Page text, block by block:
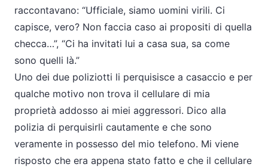
raccontavano: “Ufficiale, siamo uomini virili. Ci
capisce, vero? Non faccia caso ai propositi di quella
checca…”, “Ci ha invitati lui a casa sua, sa come
sono quelli là.”
Uno dei due poliziotti li perquisisce a casaccio e per
qualche motivo non trova il cellulare di mia
proprietà addosso ai miei aggressori. Dico alla
polizia di perquisirli cautamente e che sono
veramente in possesso del mio telefono. Mi viene
risposto che era appena stato fatto e che il cellulare